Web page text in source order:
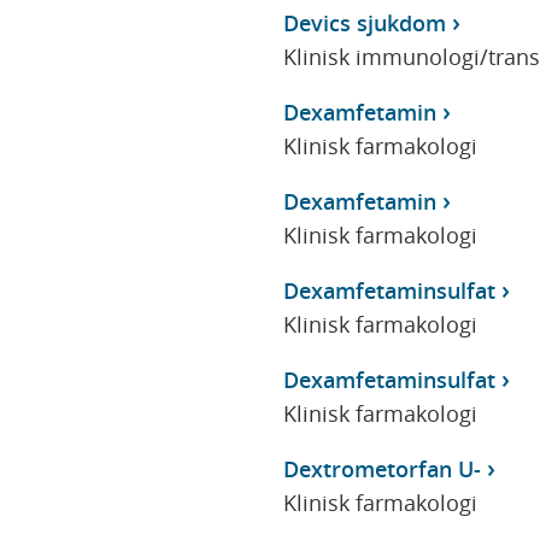
Devics sjukdom
Klinisk immunologi/
Dexamfetamin
Klinisk farmakologi
Dexamfetamin
Klinisk farmakologi
Dexamfetaminsulfat
Klinisk farmakologi
Dexamfetaminsulfat
Klinisk farmakologi
Dextrometorfan U-
Klinisk farmakologi